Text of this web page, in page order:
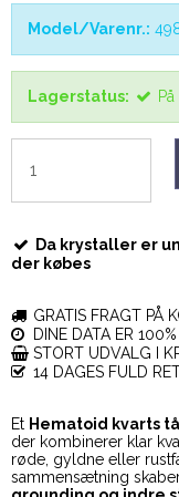
Model/Varenr.:
Lagerstatus:
Da krystaller er
der købes
GRATIS FRAGT PÅ
DINE DATA ER
STORT UDVALG I
14 DAGES FULD
Et Hematoid kvarts
der kombinerer klar
røde, gyldne eller
sammensætning